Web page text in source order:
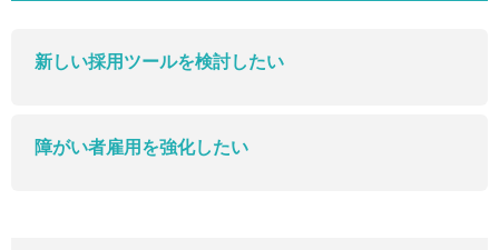
新しい採用ツールを検討したい
障がい者雇用を強化したい